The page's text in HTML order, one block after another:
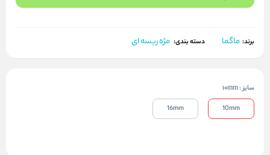
برند: ماگما دسته بندی: مژه ریسه ای
سایز :
10mm
10mm
16mm